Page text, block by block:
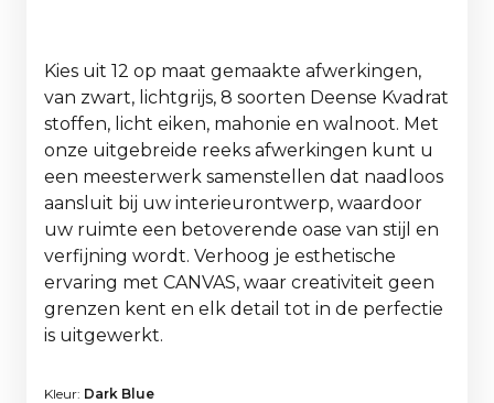
Kies uit 12 op maat gemaakte afwerkingen,
van zwart, lichtgrijs, 8 soorten Deense Kvadrat
stoffen, licht eiken, mahonie en walnoot. Met
onze uitgebreide reeks afwerkingen kunt u
een meesterwerk samenstellen dat naadloos
aansluit bij uw interieurontwerp, waardoor
uw ruimte een betoverende oase van stijl en
verfijning wordt. Verhoog je esthetische
ervaring met CANVAS, waar creativiteit geen
grenzen kent en elk detail tot in de perfectie
is uitgewerkt.
Kleur: Dark Blue